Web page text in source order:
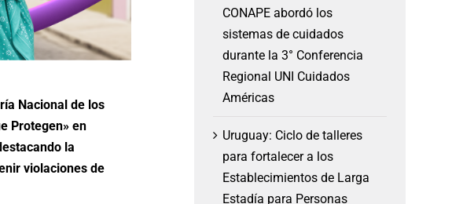
Nacional de los
Protegen» en
la
violaciones de
CONAPE abordó los
sistemas de cuidados
durante la 3° Conferencia
Regional UNI Cuidados
Américas
Uruguay: Ciclo de talleres
para fortalecer a los
Establecimientos de Larga
Estadía para Personas